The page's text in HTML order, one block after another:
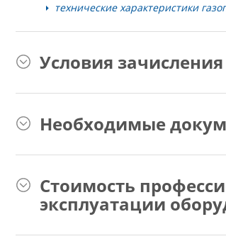
технические характеристики
Условия зачисления
Необходимые
Стоимость
эксплуатации